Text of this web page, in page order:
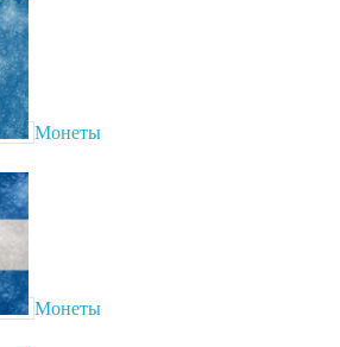
Монеты
Монеты